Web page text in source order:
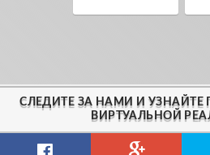
СЛЕДИТЕ ЗА НАМИ И УЗНАЙТЕ
ВИРТУАЛЬНОЙ